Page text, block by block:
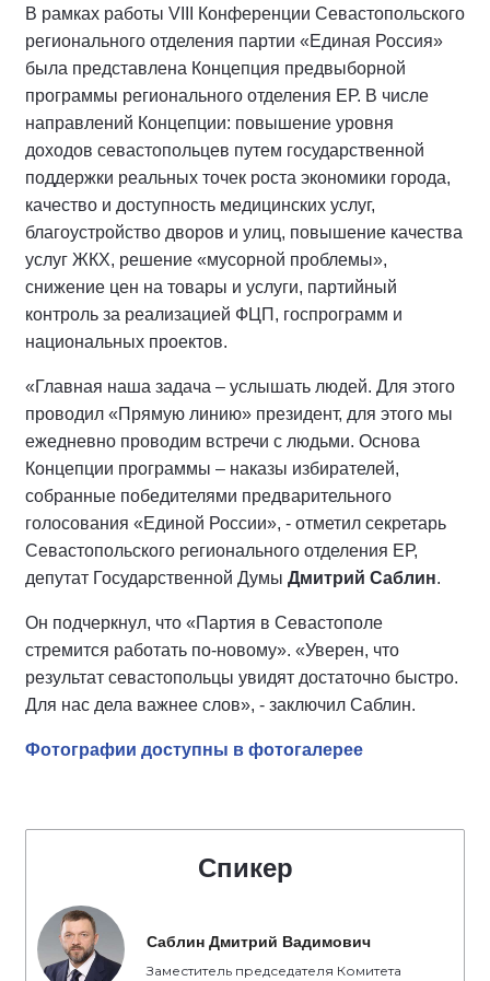
В рамках работы VIII Конференции Севастопольского
регионального отделения партии «Единая Россия»
была представлена Концепция предвыборной
программы регионального отделения ЕР. В числе
направлений Концепции: повышение уровня
доходов севастопольцев путем государственной
поддержки реальных точек роста экономики города,
качество и доступность медицинских услуг,
благоустройство дворов и улиц, повышение качества
услуг ЖКХ, решение «мусорной проблемы»,
снижение цен на товары и услуги, партийный
контроль за реализацией ФЦП, госпрограмм и
национальных проектов.
«Главная наша задача – услышать людей. Для этого
проводил «Прямую линию» президент, для этого мы
ежедневно проводим встречи с людьми. Основа
Концепции программы – наказы избирателей,
собранные победителями предварительного
голосования «Единой России», - отметил секретарь
Севастопольского регионального отделения ЕР,
депутат Государственной Думы Дмитрий Саблин.
Он подчеркнул, что «Партия в Севастополе
стремится работать по-новому». «Уверен, что
результат севастопольцы увидят достаточно быстро.
Для нас дела важнее слов», - заключил Саблин.
Фотографии доступны в фотогалерее
Спикер
Саблин Дмитрий Вадимович
Заместитель председателя Комитета